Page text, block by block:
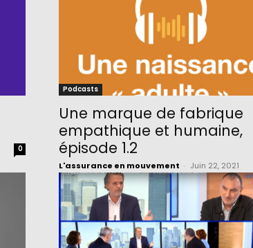
0
Podcasts
Une marque de fabrique
empathique et humaine,
épisode 1.2
L'assurance en mouvement Juin 22, 2021